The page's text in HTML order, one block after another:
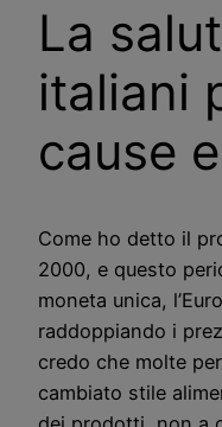
La
italiani
cause
Come ho detto il
2000, e questo
moneta unica,
raddoppiando i
credo che molte
cambiato stile